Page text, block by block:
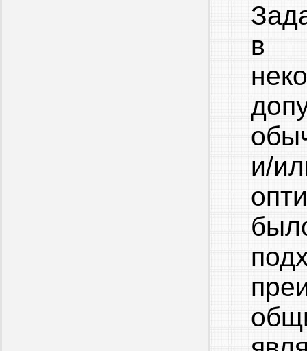
в
и/